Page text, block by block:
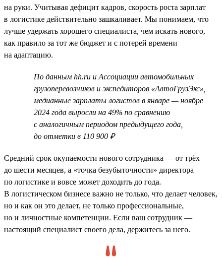
на руки. Учитывая дефицит кадров, скорость роста зарплат
в логистике действительно зашкаливает. Мы понимаем, что
лучше удержать хорошего специалиста, чем искать нового,
как правило за тот же бюджет и с потерей времени
на адаптацию.
По данным hh.ru и Ассоциации автомобильных
грузоперевозчиков и экспедиторов «АвтоГрузЭкс»,
медианные зарплаты логистов в январе — ноябре
2024 года выросли на 49% по сравнению
с аналогичным периодом предыдущего года,
до отметки в 110 900 ₽
Средний срок окупаемости нового сотрудника — от трёх
до шести месяцев, а «точка безубыточности» директора
по логистике и вовсе может доходить до года.
В логистическом бизнесе важно не только, что делает человек,
но и как он это делает, не только профессиональные,
но и личностные компетенции. Если ваш сотрудник —
настоящий специалист своего дела, держитесь за него.